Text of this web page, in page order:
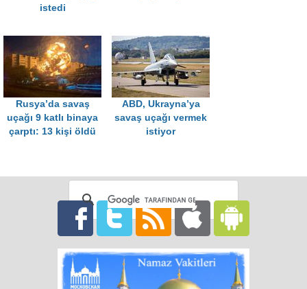
istedi
Rusya’da savaş
uçağı 9 katlı binaya
çarptı: 13 kişi öldü
ABD, Ukrayna’ya
savaş uçağı vermek
istiyor